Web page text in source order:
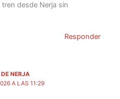
desde Nerja sin
Responder
NERJA
A LAS 11:29